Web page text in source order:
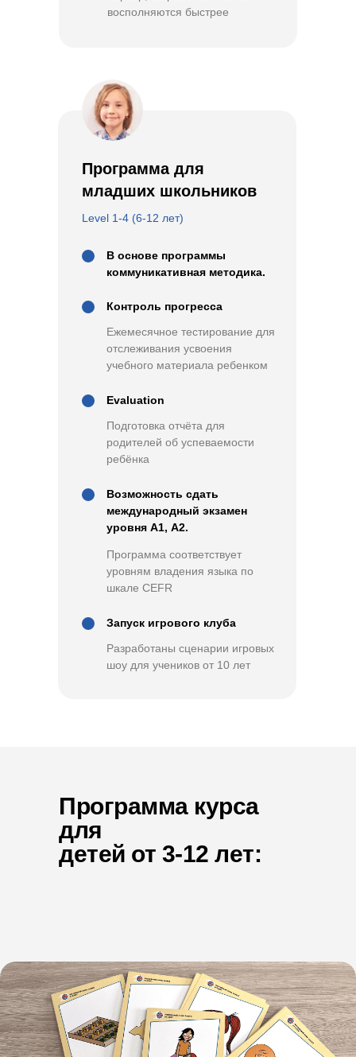
восполняются быстрее
Программа для
младших школьников
Level 1-4 (6-12 лет)
В основе программы
коммуникативная методика.
Контроль прогресса
Ежемесячное тестирование для
отслеживания усвоения
учебного материала ребенком
Evaluation
Подготовка отчёта для
родителей об успеваемости
ребёнка
Возможность сдать
международный экзамен
уровня А1, А2.
Программа соответствует
уровням владения языка по
шкале CEFR
Запуск игрового клуба
Разработаны сценарии игровых
шоу для учеников от 10 лет
Программа курса
для
детей от 3-12 лет: